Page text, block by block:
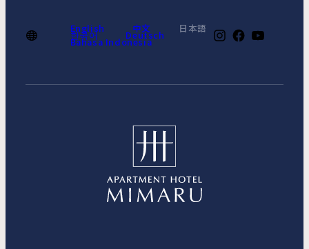
English 中文 日本語
한국어 Deutsch
Bahasa Indonesia